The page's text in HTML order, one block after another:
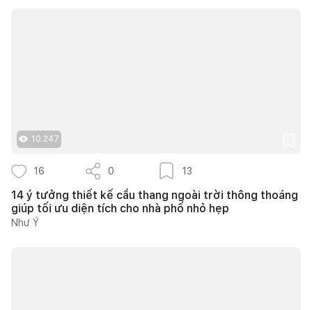
10.247
16 0 13
14 ý tưởng thiết kế cầu thang ngoài trời thông thoáng
giúp tối ưu diện tích cho nhà phố nhỏ hẹp
Như Ý